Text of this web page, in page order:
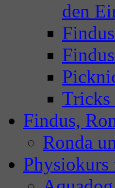
den
Tricks
Findus,
Ronda